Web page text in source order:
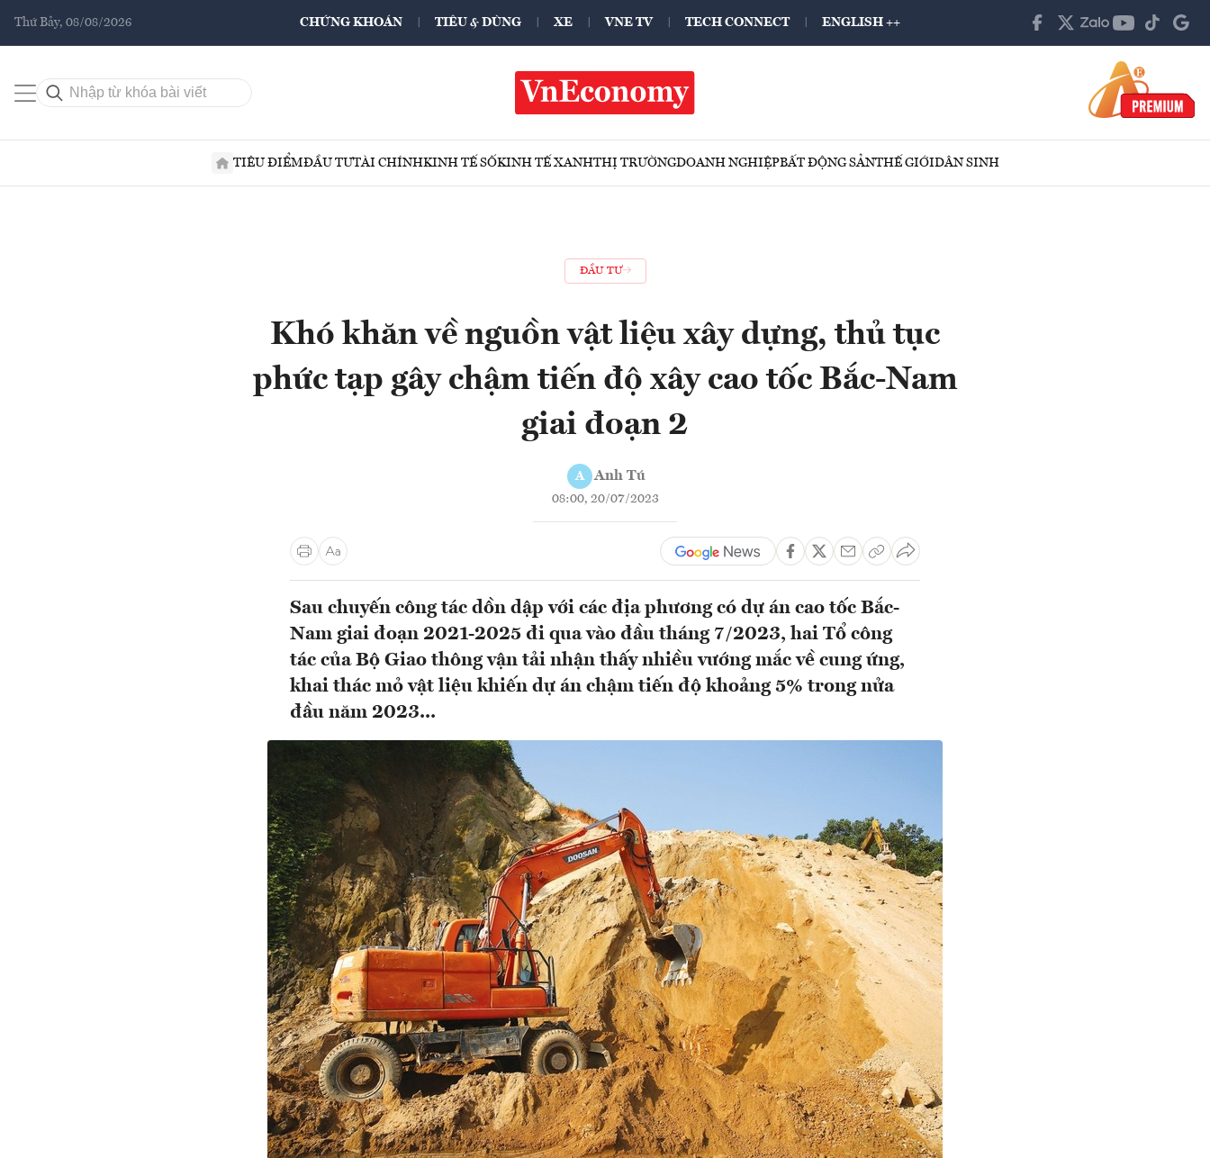
Thứ Bảy, 08/08/2026 CHỨNG KHOÁN TIÊU & DÙNG XE VNE TV TECH CONNECT ENGLISH ++
TIÊU ĐIỂMĐẦU TƯTÀI CHÍNHKINH TẾ SỐKINH TẾ XANHTHỊ TRƯỜNGDOANH NGHIỆPBẤT ĐỘNG SẢNTHẾ GIỚIDÂN SINH
ĐẦU TƯ
Khó khăn về nguồn vật liệu xây dựng, thủ tục
phức tạp gây chậm tiến độ xây cao tốc Bắc-Nam
giai đoạn 2
A Anh Tú
08:00, 20/07/2023
Sau chuyến công tác dồn dập với các địa phương có dự án cao tốc Bắc-
Nam giai đoạn 2021-2025 đi qua vào đầu tháng 7/2023, hai Tổ công
tác của Bộ Giao thông vận tải nhận thấy nhiều vướng mắc về cung ứng,
khai thác mỏ vật liệu khiến dự án chậm tiến độ khoảng 5% trong nửa
đầu năm 2023...